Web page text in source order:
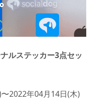
ルステッカー3点セッ
2022年04月14日(木)